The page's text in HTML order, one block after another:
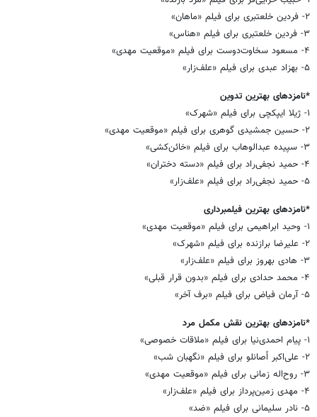
۲- فردین خلعتبری برای فیلم «ماهان»
۳- فردین خلعتبری برای فیلم «هناس»
۴- مسعود سخاوت‌دوست برای فیلم «موقعیت مهدی»
۵- بهزاد عبدی برای فیلم «علف‌زار»
*نامزدهای بهترین تدوین
۱- ژیلا ایپکچی برای فیلم «شهرک»
۲- حسین جمشیدی گوهری برای فیلم «موقعیت مهدی»
۳- سپیده عبدالوهاب برای فیلم «خائن‌کشی»
۴- حمید نجفی‌راد برای فیلم «دسته دختران»
۵- حمید نجفی‌راد برای فیلم «علف‌زار»
*نامزدهای بهترین فیلمبرداری
۱- وحید ابراهیمی برای فیلم «موقعیت مهدی»
۲- علیرضا برازنده برای فیلم «شهرک»
۳- هادی بهروز برای فیلم «علف‌زار»
۴- محمد حدادی برای فیلم «بدون قرار قبلی»
۵- آرمان فیاض برای فیلم «برف آخر»
*نامزدهای بهترین نقش مکمل مرد
۱- پیام احمدی‌نیا برای فیلم «ملاقات خصوصی»
۲- علی‌اکبر اُصانلو برای فیلم «نگهبان شب»
۳- روح‌اله زمانی برای فیلم «موقعیت مهدی»
۴- مهدی زمین‌پرداز برای فیلم «علف‌زار»
۵- نادر سلیمانی برای فیلم «ضد»